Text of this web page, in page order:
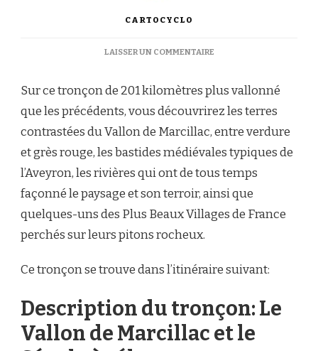
CARTOCYCLO
LAISSER UN COMMENTAIRE
Sur ce tronçon de 201 kilomètres plus vallonné
que les précédents, vous découvrirez les terres
contrastées du Vallon de Marcillac, entre verdure
et grès rouge, les bastides médiévales typiques de
l’Aveyron, les rivières qui ont de tous temps
façonné le paysage et son terroir, ainsi que
quelques-uns des Plus Beaux Villages de France
perchés sur leurs pitons rocheux.
Ce tronçon se trouve dans l’itinéraire suivant:
Description du tronçon: Le
Vallon de Marcillac et le